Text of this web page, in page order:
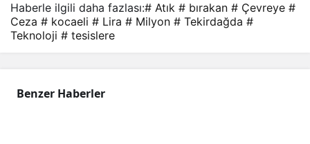
lira
a
Haberle ilgili daha fazlası:# Atık # bırakan # Çevreye #
Ceza # kocaeli # Lira # Milyon # Tekirdağda #
Teknoloji # tesislere
Benzer Haberler